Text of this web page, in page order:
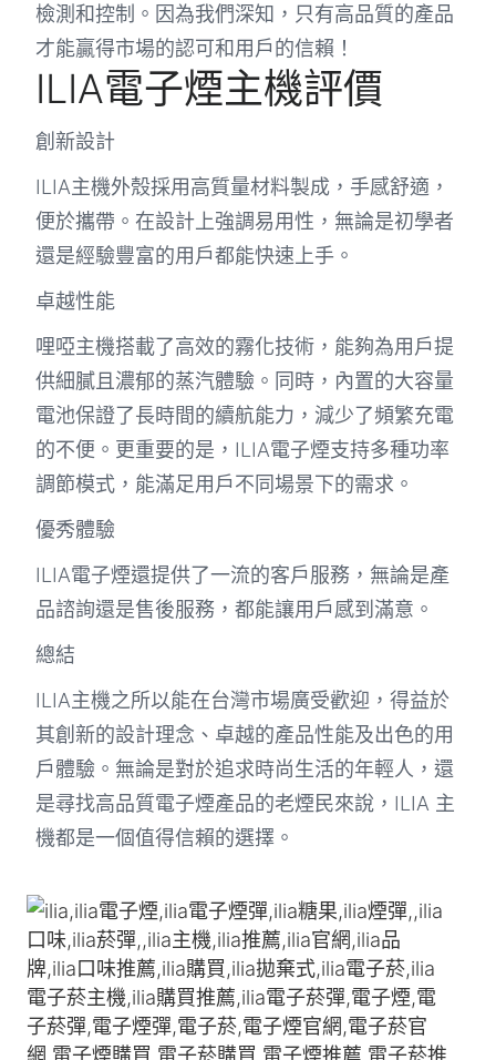
檢測和控制。因為我們深知，只有高品質的產品
才能贏得市場的認可和用戶的信賴！
ILIA電子煙主機評價
創新設計
ILIA主機外殼採用高質量材料製成，手感舒適，
便於攜帶。在設計上強調易用性，無論是初學者
還是經驗豐富的用戶都能快速上手。
卓越性能
哩啞主機搭載了高效的霧化技術，能夠為用戶提
供細膩且濃郁的蒸汽體驗。同時，內置的大容量
電池保證了長時間的續航能力，減少了頻繁充電
的不便。更重要的是，ILIA電子煙支持多種功率
調節模式，能滿足用戶不同場景下的需求。
優秀體驗
ILIA電子煙還提供了一流的客戶服務，無論是產
品諮詢還是售後服務，都能讓用戶感到滿意。
總結
ILIA主機之所以能在台灣市場廣受歡迎，得益於
其創新的設計理念、卓越的產品性能及出色的用
戶體驗。無論是對於追求時尚生活的年輕人，還
是尋找高品質電子煙產品的老煙民來說，ILIA 主
機都是一個值得信賴的選擇。